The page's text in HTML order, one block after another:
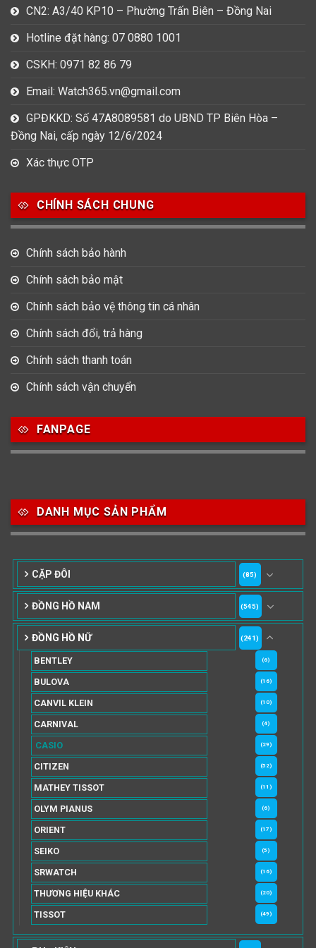
CN2: A3/40 KP10 – Phường Trấn Biên – Đồng Nai
Hotline đặt hàng: 07 0880 1001
CSKH: 0971 82 86 79
Email: Watch365.vn@gmail.com
GPĐKKD: Số 47A8089581 do UBND TP Biên Hòa –
Đồng Nai, cấp ngày 12/6/2024
Xác thực OTP
CHÍNH SÁCH CHUNG
Chính sách bảo hành
Chính sách bảo mật
Chính sách bảo vệ thông tin cá nhân
Chính sách đổi, trả hàng
Chính sách thanh toán
Chính sách vận chuyển
FANPAGE
DANH MỤC SẢN PHẨM
CẶP ĐÔI (85)
ĐỒNG HỒ NAM (545)
ĐỒNG HỒ NỮ (241)
BENTLEY (6)
BULOVA (16)
CANVIL KLEIN (10)
CARNIVAL (4)
CASIO (29)
CITIZEN (52)
MATHEY TISSOT (11)
OLYM PIANUS (6)
ORIENT (17)
SEIKO (5)
SRWATCH (16)
THƯƠNG HIỆU KHÁC (20)
TISSOT (49)